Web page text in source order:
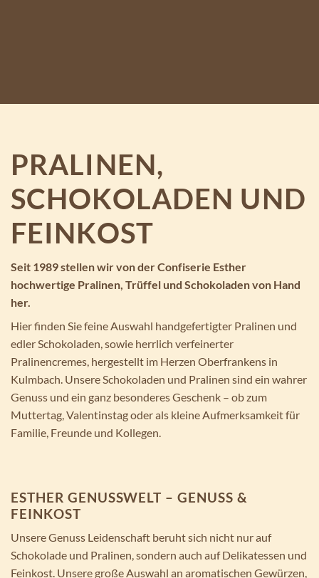
PRALINEN,
SCHOKOLADEN UND
FEINKOST
Seit 1989 stellen wir von der Confiserie Esther
hochwertige Pralinen, Trüffel und Schokoladen von Hand
her.
Hier finden Sie feine Auswahl handgefertigter Pralinen und
edler Schokoladen, sowie herrlich verfeinerter
Pralinencremes, hergestellt im Herzen Oberfrankens in
Kulmbach. Unsere Schokoladen und Pralinen sind ein wahrer
Genuss und ein ganz besonderes Geschenk – ob zum
Muttertag, Valentinstag oder als kleine Aufmerksamkeit für
Familie, Freunde und Kollegen.
ESTHER GENUSSWELT – GENUSS &
FEINKOST
Unsere Genuss Leidenschaft beruht sich nicht nur auf
Schokolade und Pralinen, sondern auch auf Delikatessen und
Feinkost. Unsere große Auswahl an aromatischen Gewürzen,